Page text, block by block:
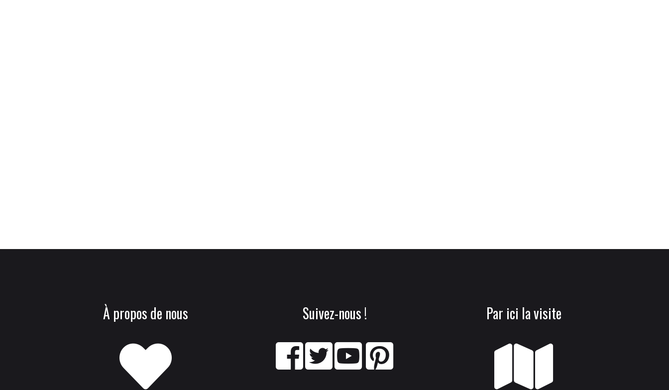
À propos de nous Suivez-nous ! Par ici la visite